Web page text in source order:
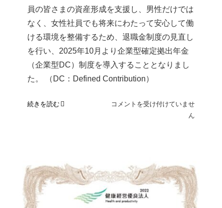
員の皆さまの資産形成を支援し、男性だけでは
なく、女性社員でも将来にわたって安心して働
ける環境を整備するため、退職金制度の見直し
を行い、2025年10月より企業型確定拠出年金
（企業型DC）制度を導入することとなりまし
た。 （DC：Defined Contribution）
続きを読む
企
出
年
金
コメントを受け付けていませ
ん